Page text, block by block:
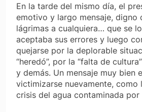
En la tarde del mismo día, el
emotivo y largo mensaje, digno
lágrimas a cualquiera… que se
aceptaba sus errores y luego
quejarse por la deplorable
“heredó”, por la “falta de
y demás. Un mensaje muy bien
victimizarse nuevamente, como
crisis del agua contaminada por